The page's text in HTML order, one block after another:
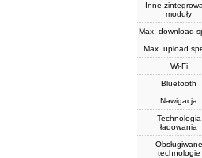
Inne
moduły
Max. download
Max. upload
Wi-Fi
Bluetooth
Nawigacja
Technologia
ładowania
Obsługiwane
technologie